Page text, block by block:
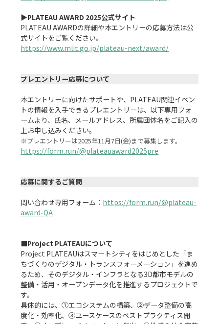
▶PLATEAU AWARD 2025公式サイト
PLATEAU AWARDの詳細や本エントリーの応募方法は公
https://www.mlit.go.jp/plateau-next/award/
プレエントリー応募について
本エントリーに向けたサポートや、PLATEAU関連イベン
トの情報を入手できるプレエントリーは、以下専用フォ
ームより、氏名、メールアドレス、所属団体名をご記入の
※プレエントリーは2025年11月7日(金)まで募集します。
https://form.run/@plateauaward2025pre
応募に関するご質問
問い合わせ専用フォーム： https://form.run/@plateau-
award-QA
■Project PLATEAUについて
Project PLATEAUはスマートシティをはじめとした「ま
ちづくりのデジタル・トランスフォーメーション」を進め
るため、そのデジタル・インフラとなる3D都市モデルの
整備・活用・オープンデータ化を推進するプロジェクトで
す。
具体的には、①エコシステムの構築、②データ整備の高
度化・効率化、③ユースケースのベストプラクティス開